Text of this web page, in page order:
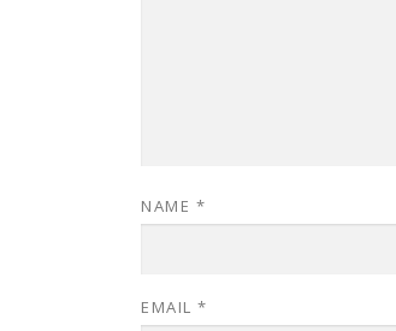
NAME *
EMAIL *